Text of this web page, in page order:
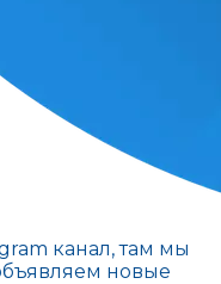
канал, там мы
новые